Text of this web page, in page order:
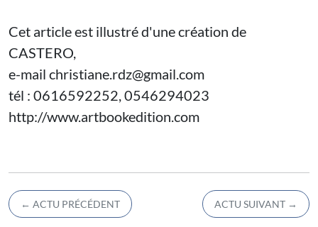
Cet article est illustré d'une création de
CASTERO,
e-mail christiane.rdz@gmail.com
tél : 0616592252, 0546294023
http://www.artbookedition.com
← ACTU PRÉCÉDENT ACTU SUIVANT →